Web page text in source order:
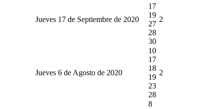
Jueves 17 de Septiembre de 2020
17
19
27
28
30
2
Jueves 6 de Agosto de 2020
10
17
18
19
23
28
2
8